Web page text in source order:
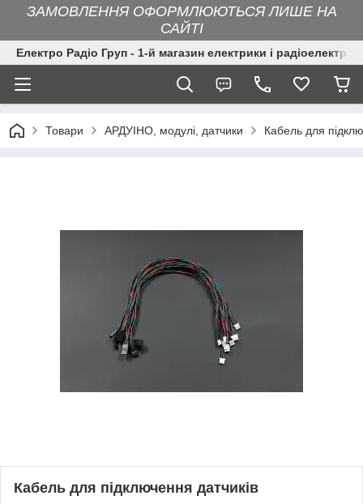
ЗАМОВЛЕННЯ ОФОРМЛЮЮТЬСЯ ЛИШЕ НА
САЙТІ
Електро Радіо Груп - 1-й магазин електрики і
Товари АРДУІНО, модулі, датчики Кабель для
Кабель для підключення датчиків